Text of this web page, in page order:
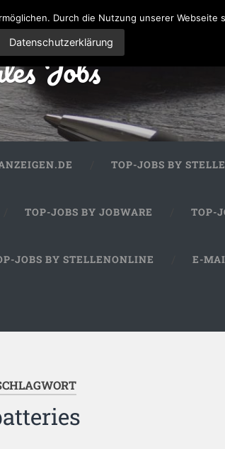
Jobs
TOP-JOBS BY
TOP-JOBS BY JOBWARE TOP-
JOBS BY STELLENONLINE E-
Durch die Nutzung unserer Webseite
Datenschutzerklärung